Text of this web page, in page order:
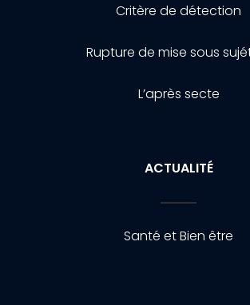
Critère de détection
Rupture de mise sous
L’après secte
ACTUALITÉ
Santé et Bien être